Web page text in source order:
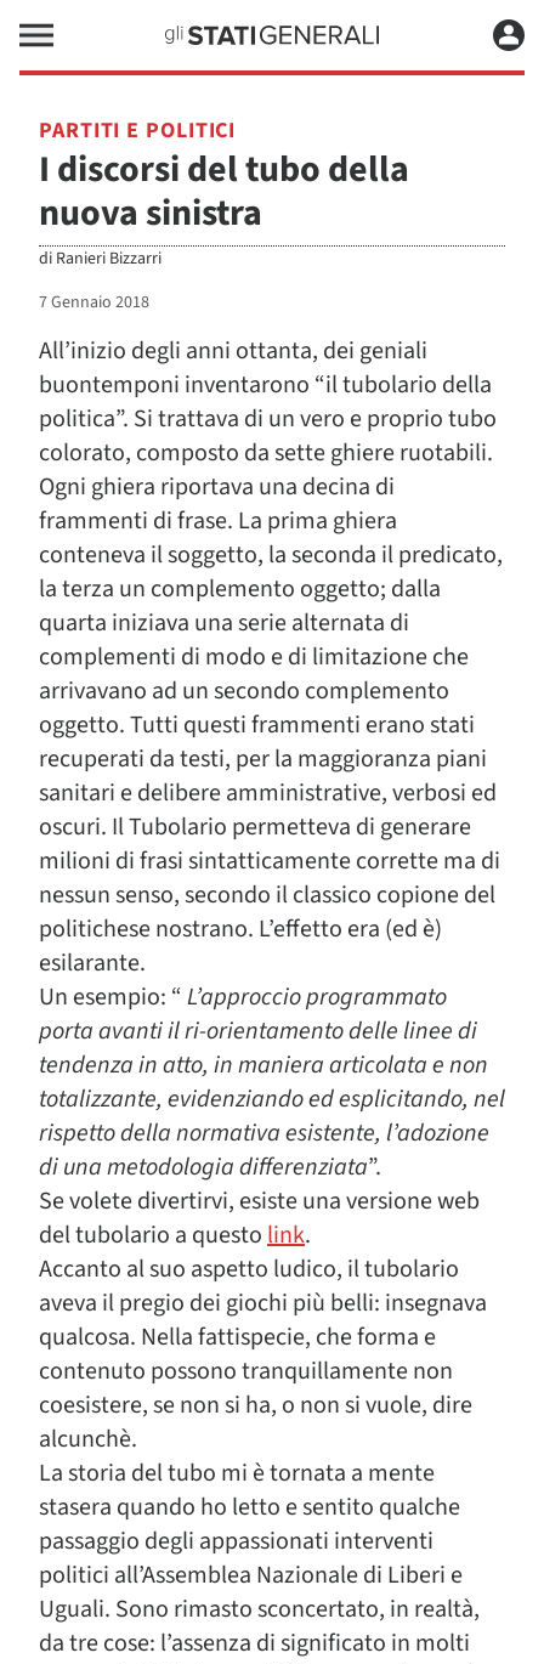
PARTITI E POLITICI
I discorsi del tubo della
nuova sinistra
di Ranieri Bizzarri
7 Gennaio 2018
All’inizio degli anni ottanta, dei geniali
buontemponi inventarono “il tubolario della
politica”. Si trattava di un vero e proprio tubo
colorato, composto da sette ghiere ruotabili.
Ogni ghiera riportava una decina di
frammenti di frase. La prima ghiera
conteneva il soggetto, la seconda il predicato,
la terza un complemento oggetto; dalla
quarta iniziava una serie alternata di
complementi di modo e di limitazione che
arrivavano ad un secondo complemento
oggetto. Tutti questi frammenti erano stati
recuperati da testi, per la maggioranza piani
sanitari e delibere amministrative, verbosi ed
oscuri. Il Tubolario permetteva di generare
milioni di frasi sintatticamente corrette ma di
nessun senso, secondo il classico copione del
politichese nostrano. L’effetto era (ed è)
esilarante.
Un esempio: “ L’approccio programmato
porta avanti il ri-orientamento delle linee di
tendenza in atto, in maniera articolata e non
totalizzante, evidenziando ed esplicitando, nel
rispetto della normativa esistente, l’adozione
di una metodologia differenziata”.
Se volete divertirvi, esiste una versione web
del tubolario a questolink.
Accanto al suo aspetto ludico, il tubolario
aveva il pregio dei giochi più belli: insegnava
qualcosa. Nella fattispecie, che forma e
contenuto possono tranquillamente non
coesistere, se non si ha, o non si vuole, dire
alcunchè.
La storia del tubo mi è tornata a mente
stasera quando ho letto e sentito qualche
passaggio degli appassionati interventi
politici all’Assemblea Nazionale di Liberi e
Uguali. Sono rimasto sconcertato, in realtà,
da tre cose: l’assenza di significato in molti